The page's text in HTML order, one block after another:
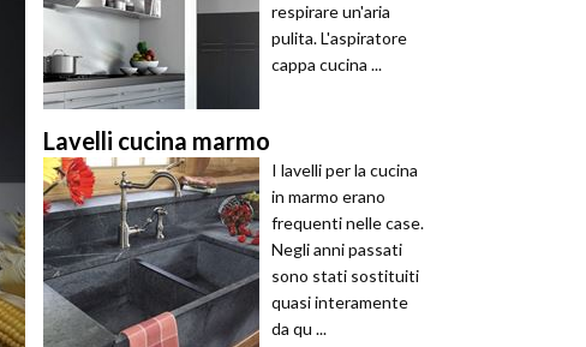
respirare un'aria
pulita. L'aspiratore
cappa cucina ...
Lavelli cucina marmo
I lavelli per la cucina
in marmo erano
frequenti nelle case.
Negli anni passati
sono stati sostituiti
quasi interamente
da qu ...